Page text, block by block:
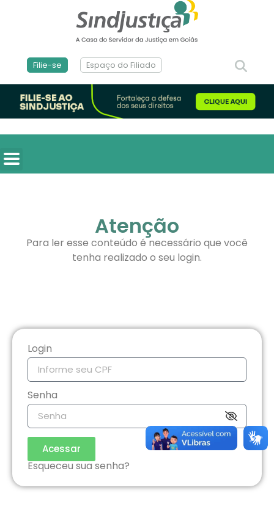
Filie-se Espaço do Filiado
Atenção
Para ler esse conteúdo é necessário que você
tenha realizado o seu login.
Login
Senha
Acessar
Esqueceu sua senha?